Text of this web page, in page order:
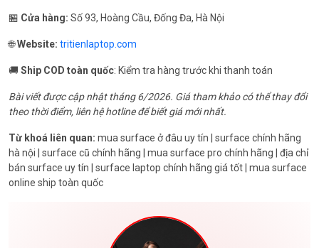
🏪 Cửa hàng: Số 93, Hoàng Cầu, Đống Đa, Hà Nội
🌐Website: tritienlaptop.com
🚚 Ship COD toàn quốc: Kiểm tra hàng trước khi thanh toán
Bài viết được cập nhật tháng 6/2026. Giá tham khảo có thể thay đổi
theo thời điểm, liên hệ hotline để biết giá mới nhất.
Từ khoá liên quan: mua surface ở đâu uy tín | surface chính hãng
hà nội | surface cũ chính hãng | mua surface pro chính hãng | địa chỉ
bán surface uy tín | surface laptop chính hãng giá tốt | mua surface
online ship toàn quốc